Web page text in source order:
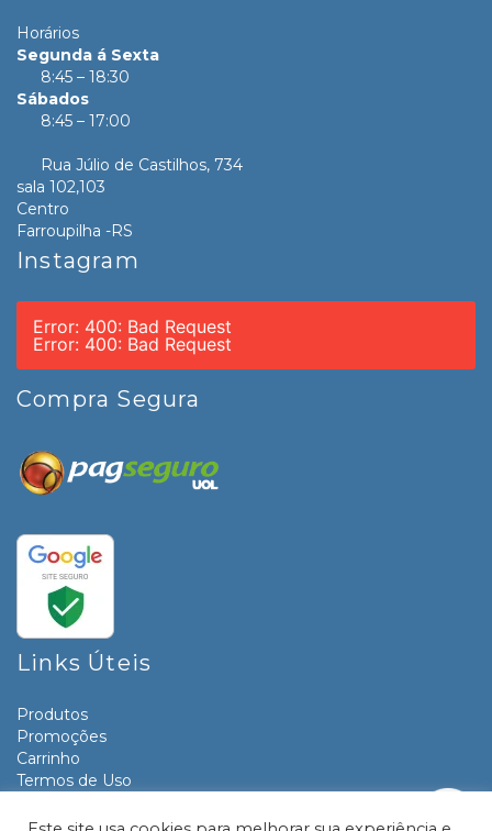
Horários
Segunda á Sexta
8:45 – 18:30
Sábados
8:45 – 17:00
Rua Júlio de Castilhos, 734
sala 102,103
Centro
Farroupilha -RS
Instagram
Error: 400: Bad Request
Error: 400: Bad Request
Compra Segura
Links Úteis
Produtos
Promoções
Carrinho
Termos de Uso
Contato